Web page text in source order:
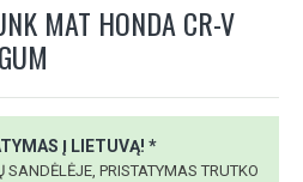
MAT HONDA CR-V
Į LIETUVĄ! *
SANDĖLĖJE, PRISTATYMAS TRUTKO